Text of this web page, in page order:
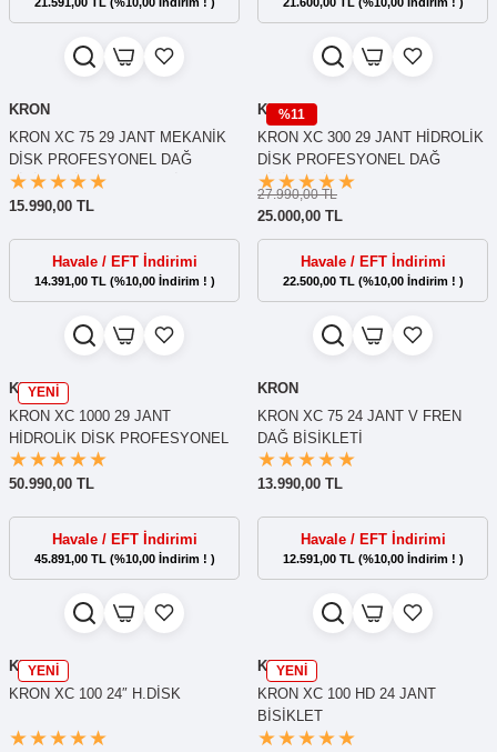
21.591,00 TL (%10,00 İndirim ! ) 21.600,00 TL (%10,00 İndirim ! )
KRON
KRON XC 75 29 JANT MEKANİK
DİSK PROFESYONEL DAĞ
BİSİKLETİ - KELEBEK VİTES
15.990,00 TL
Havale / EFT İndirimi
14.391,00 TL (%10,00 İndirim ! )
%11
KRON
KRON XC 300 29 JANT HİDROLİK
DİSK PROFESYONEL DAĞ
BİSİKLETİ
27.990,00 TL
25.000,00 TL
Havale / EFT İndirimi
22.500,00 TL (%10,00 İndirim ! )
YENİ
KRON
KRON XC 1000 29 JANT
HİDROLİK DİSK PROFESYONEL
DAĞ BİSİKLETİ
50.990,00 TL
Havale / EFT İndirimi
45.891,00 TL (%10,00 İndirim ! )
KRON
KRON XC 75 24 JANT V FREN
DAĞ BİSİKLETİ
13.990,00 TL
Havale / EFT İndirimi
12.591,00 TL (%10,00 İndirim ! )
YENİ
KRON
KRON XC 100 24″ H.DİSK
YENİ
KRON
KRON XC 100 HD 24 JANT
BİSİKLET